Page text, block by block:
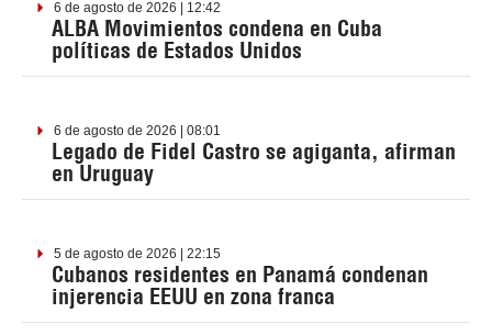
6 de agosto de 2026 | 12:42
ALBA Movimientos condena en Cuba
políticas de Estados Unidos
6 de agosto de 2026 | 08:01
Legado de Fidel Castro se agiganta, afirman
en Uruguay
5 de agosto de 2026 | 22:15
Cubanos residentes en Panamá condenan
injerencia EEUU en zona franca